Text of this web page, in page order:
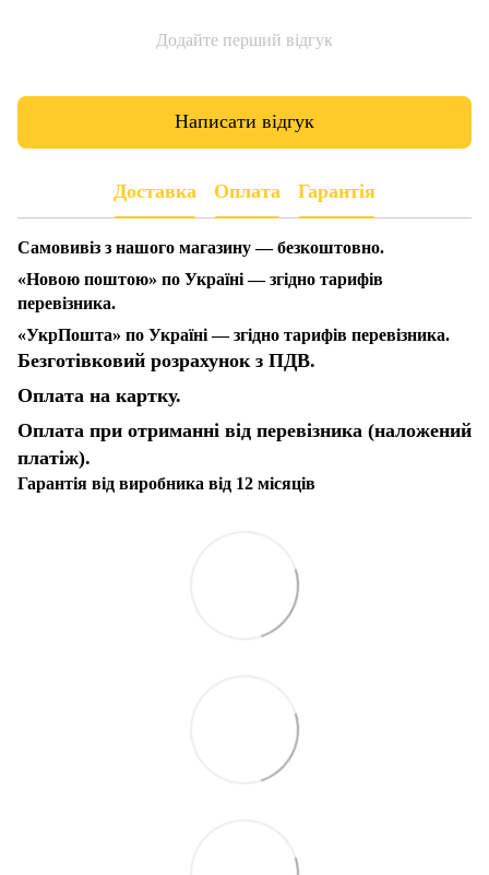
Додайте перший відгук
Написати відгук
Доставка Оплата Гарантія
Самовивіз з нашого магазину — безкоштовно.
«Новою поштою» по Україні — згідно тарифів
перевізника.
«УкрПошта» по Україні — згідно тарифів перевізника.
Безготівковий розрахунок з ПДВ.
Оплата на картку.
Оплата при отриманні від перевізника (наложений
платіж).
Гарантія від виробника від 12 місяців